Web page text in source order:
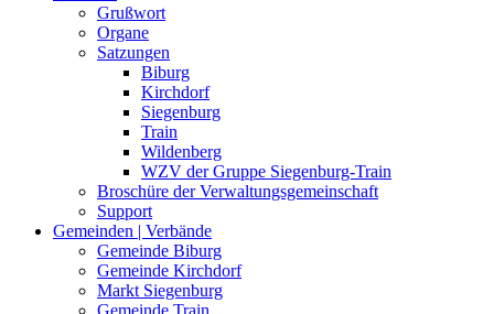
Grußwort
Organe
Satzungen
Biburg
Kirchdorf
Siegenburg
Train
Wildenberg
WZV der Gruppe Siegenburg-Train
Broschüre der Verwaltungsgemeinschaft
Support
Gemeinden | Verbände
Gemeinde Biburg
Gemeinde Kirchdorf
Markt Siegenburg
Gemeinde Train